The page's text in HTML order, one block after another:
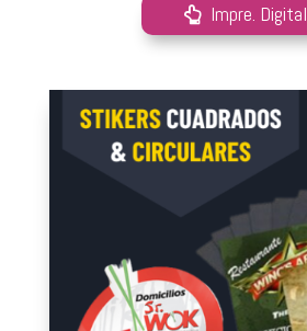
Impre. Digital